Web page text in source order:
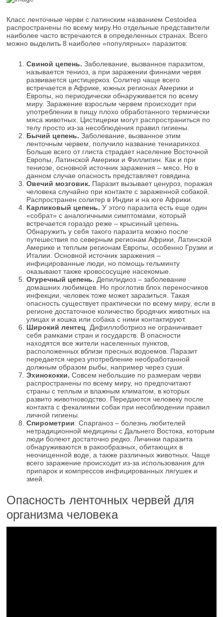
Класс ленточные черви с латинским названием Cestoidea
распространены по всему миру.Но отдельные представители
наиболее часто встречаются в определенных странах. Всего
можно выделить 8 наиболее «популярных» паразитов:
Свиной цепень. Заболевание, вызванное паразитом,
называется тениоз, а при заражении финнами червя
развивается цистицеркоз. Солитер чаще всего
встречается в Африке, южных регионах Америки и
Европы, но периодически обнаруживается по всему
миру. Заражение взрослым червем происходит при
употреблении в пищу плохо обработанного термически
мяса животных. Цистицерки могут распространиться по
телу просто из-за несоблюдения правил гигиены.
Бычий цепень. Заболевание, вызванное этим
ленточным червем, получило название тениаринхоз.
Больше всего от глиста страдает население Восточной
Европы, Латинской Америки и Филлипин. Как и при
тениозе, основной источник заражения – мясо. Но в
данном случае опасность представляет говядина.
Овечий мозговик. Паразит вызывает ценуроз, поражая
человека случайно при контакте с зараженной собакой.
Распространен солитер в Индии и на юге Африки.
Карликовый цепень. У этого паразита есть еще один
«собрат» с аналогичными симптомами, который
встречается гораздо реже – крысиный цепень.
Обнаружить у себя такого паразита можно после
путешествия по северным регионам Африки, Латинской
Америке и теплым регионам Европы, особенно Грузии и
Италии. Основной источник заражения –
инфицированные люди, но помощь гельминту
оказывают также кровососущие насекомые.
Огуречный цепень. Депилидиоз – заболевание
домашних любимцев. Но проглотив блох переносчиков
инфекции, человек тоже может заразиться. Такая
опасность существует практически по всему миру, если в
регионе достаточное количество бродячих животных на
улицах и кошка или собака с ними контактируют.
Широкий лентец . Дифиллоботриоз не ограничивает
себя рамками стран и государств. В опасности
находятся все жители населенных пунктов,
расположенных вблизи пресных водоемов. Паразит
передается через употребление необработанной
должным образом рыбы, например через суши.
Эхинококки. Совсем небольшие по размерам черви
распространены по всему миру, но предпочитают
страны с теплым и влажным климатом, в которых
развито животноводство. Передаются человеку после
контакта с фекалиями собак при несоблюдении правил
личной гигиены.
Спирометрии . Спарганоз – болезнь любителей
нетрадиционной медицины с Дальнего Востока, которым
люди болеют достаточно редко. Личинки паразита
обнаруживаются в ракообразных, обитающих в
неочищенной воде, а также различных животных. Чаще
всего заражение происходит из-за использования для
припарок и компрессов инфицированных лягушек и
змей.
Опасность ленточных червей для
организма человека